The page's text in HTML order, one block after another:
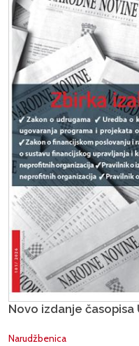
Novo izdanje
Narudžbenica